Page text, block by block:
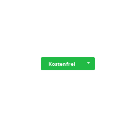
Kostenfrei